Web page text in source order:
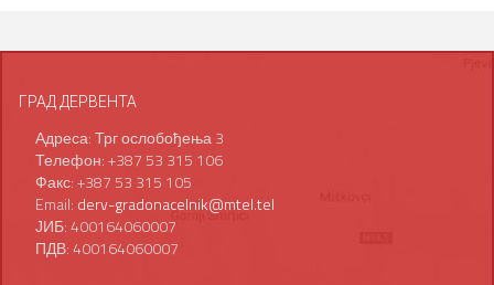
ГРАД ДЕРВЕНТА
Адреса: Трг ослобођења 3
Телефон: +387 53 315 106
Факс: +387 53 315 105
Email: derv-gradonacelnik@mtel.tel
ЈИБ: 400164060007
ПДВ: 400164060007